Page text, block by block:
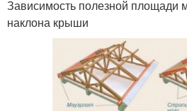
Зависимость полезной площади
наклона крыши